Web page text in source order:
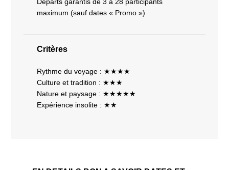
maximum (sauf dates « Promo »)
Critères
Rythme du voyage : ★★★★
Culture et tradition : ★★★
Nature et paysage : ★★★★★
Expérience insolite : ★★